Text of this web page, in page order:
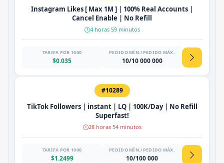
Instagram Likes [ Max 1M ] | 100% Real Accounts |
Cancel Enable | No Refill
4 horas 59 minutos
TARIFA POR 1000
$0.035
PEDIDO MÍN./PEDIDO MÁX.
10/10 000 000
#10289
TikTok Followers | instant | LQ | 100K/Day | No Refill
Superfast!
28 horas 54 minutos
TARIFA POR 1000
$1.2499
PEDIDO MÍN./PEDIDO MÁX.
10/100 000